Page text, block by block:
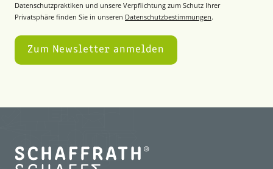
Datenschutzpraktiken und unsere Verpflichtung zum Schutz Ihrer
Privatsphäre finden Sie in unseren Datenschutzbestimmungen.